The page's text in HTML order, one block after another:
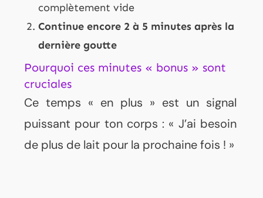
complètement vide
Continue encore 2 à 5 minutes après la
dernière goutte
Pourquoi ces minutes « bonus » sont
cruciales
Ce temps « en plus » est un signal
puissant pour ton corps : « J’ai besoin
de plus de lait pour la prochaine fois ! »